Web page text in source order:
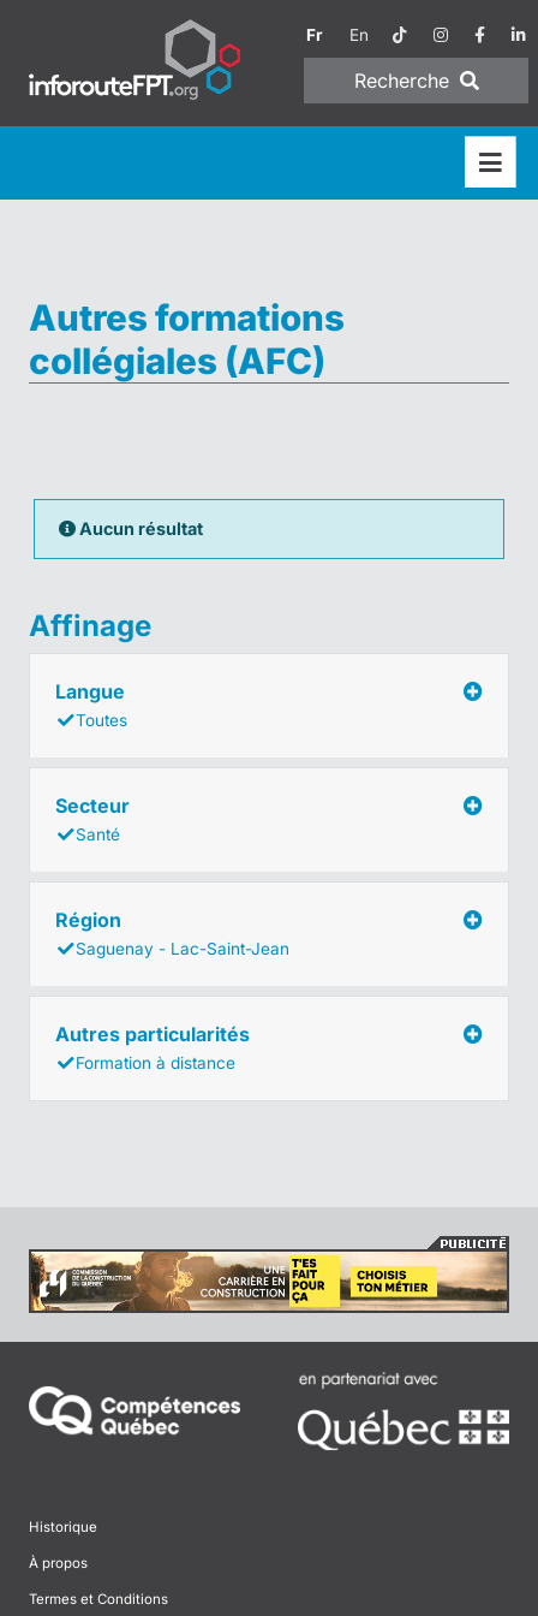
Fr En
Recherche
Autres formations
collégiales (AFC)
Aucun résultat
Affinage
Langue
Toutes
Secteur
Santé
Région
Saguenay - Lac-Saint-Jean
Autres particularités
Formation à distance
Historique
À propos
Termes et Conditions